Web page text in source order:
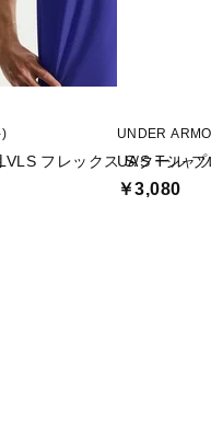
)
フレックス S/S Tシャ
UNDER
UAクール
￥3,080